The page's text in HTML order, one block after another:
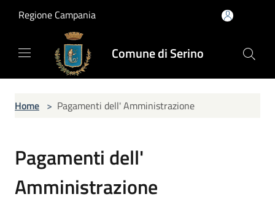
Regione Campania
Comune di Serino
Home > Pagamenti dell' Amministrazione
Pagamenti dell'
Amministrazione